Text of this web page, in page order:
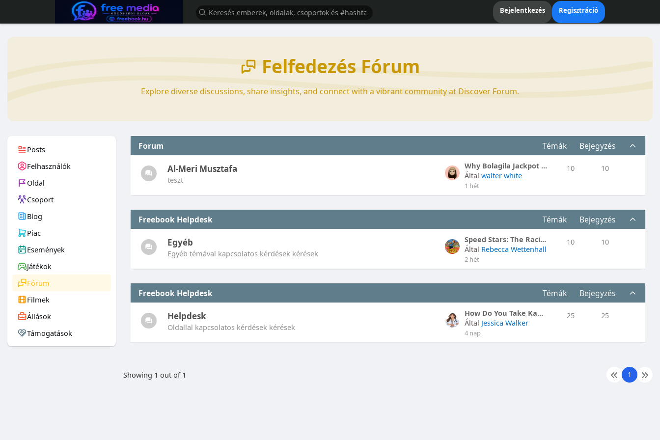
Bejelentkezés Regisztráció
Felfedezés Fórum
Explore diverse discussions, share insights, and connect with a vibrant community at Discover Forum.
Posts
Felhasználók
Oldal
Csoport
Blog
Piac
Események
Játékok
Fórum
Filmek
Állások
Támogatások
Forum Bejegyzés
Témák
Al-Meri Musztafa
teszt
Why Bolagila Jackpot Terbaru Continues t..
Által walter white
1 hét
10 10
Freebook Helpdesk Bejegyzés
Témák
Egyéb
Egyéb témával kapcsolatos kérdések kérések
Speed Stars: The Racing Game That'l..
Által Rebecca Wettenhall
2 hét
10 10
Freebook Helpdesk Bejegyzés
Témák
Helpdesk
Oldallal kapcsolatos kérdések kérések
How Do You Take Kamagra Chewable Tablets..
Által Jessica Walker
4 nap
25 25
Showing 1 out of 1 1